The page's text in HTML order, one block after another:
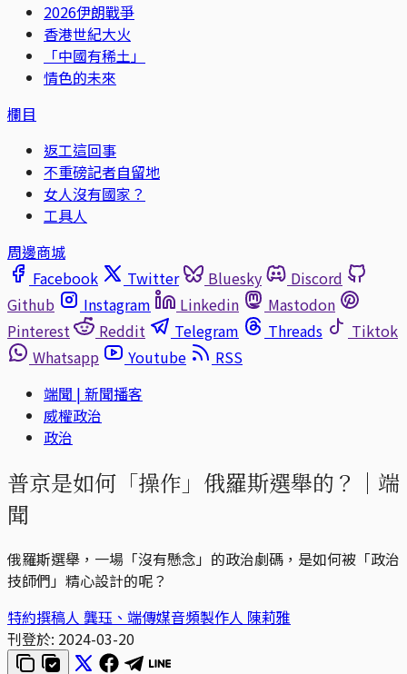
2026伊朗戰爭
香港世紀大火
「中國有稀土」
情色的未來
欄目
返工這回事
不重磅記者自留地
女人沒有國家？
工具人
周邊商城
Facebook
Twitter Bluesky
Discord
Github
Instagram Linkedin
Mastodon
Pinterest
Reddit Telegram Threads
Tiktok
Whatsapp
Youtube
RSS
端聞 | 新聞播客
威權政治
政治
普京是如何「操作」俄羅斯選舉的？｜端
聞
俄羅斯選舉，一場「沒有懸念」的政治劇碼，是如何被「政治
技師們」精心設計的呢？
特約撰稿人 龔珏、端傳媒音頻製作人 陳莉雅
刊登於: 2024-03-20